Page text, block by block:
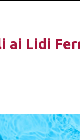
ai Lidi